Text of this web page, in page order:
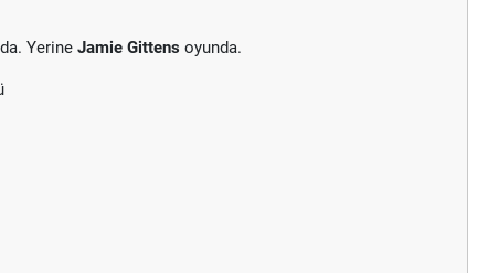
Yerine Jamie Gittens oyunda.